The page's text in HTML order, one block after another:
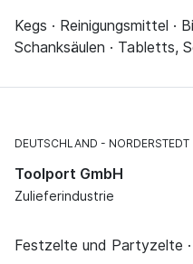
Kegs · Reinigungsmittel ·
Schanksäulen · Tabletts,
DEUTSCHLAND NORDERSTEDT
Toolport GmbH
Zulieferindustrie
Festzelte und Partyzelte